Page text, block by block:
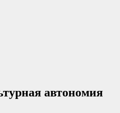
автономия